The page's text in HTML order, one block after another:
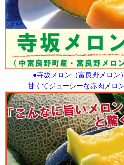
●寺坂メロン（富良野メロン
甘くてジューシーな赤肉メロ